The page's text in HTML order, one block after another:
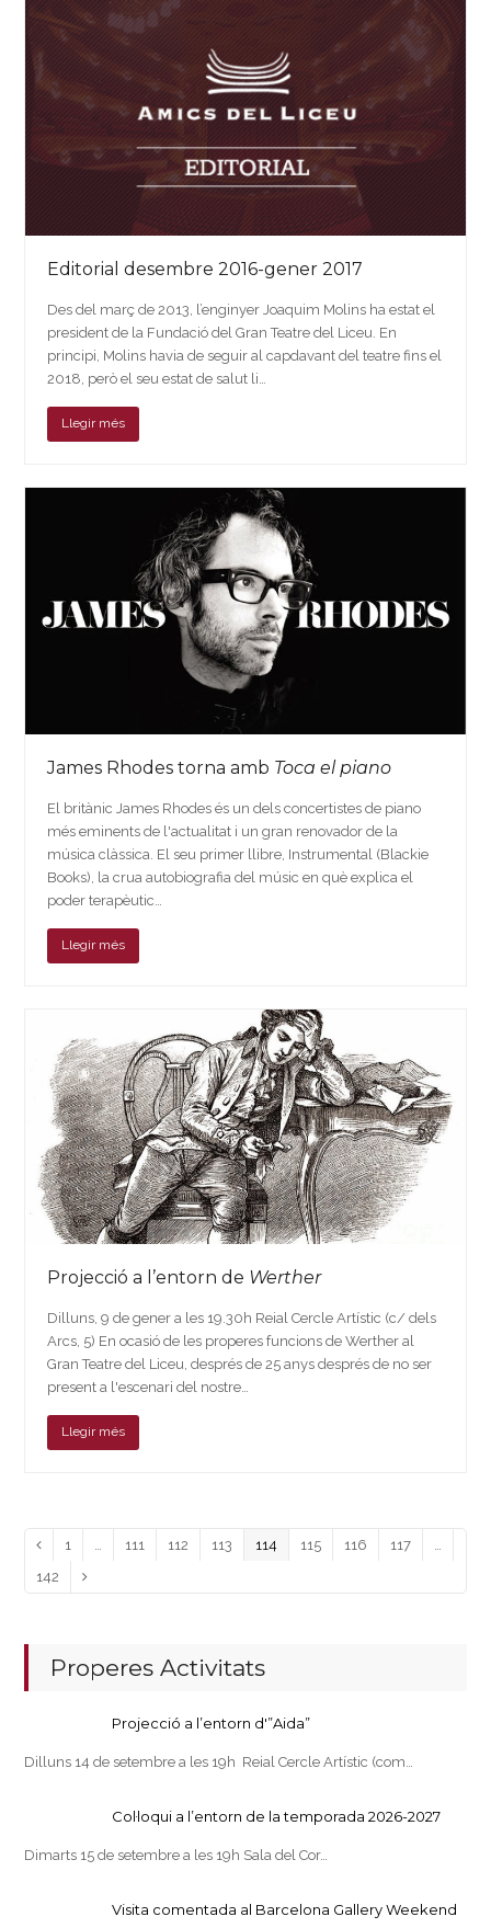
Editorial desembre 2016-gener 2017
Des del març de 2013, l’enginyer Joaquim Molins ha estat el
president de la Fundació del Gran Teatre del Liceu. En
principi, Molins havia de seguir al capdavant del teatre fins el
2018, però el seu estat de salut li…
Llegir més
James Rhodes torna amb Toca el piano
El britànic James Rhodes és un dels concertistes de piano
més eminents de l'actualitat i un gran renovador de la
música clàssica. El seu primer llibre, Instrumental (Blackie
Books), la crua autobiografia del músic en què explica el
poder terapèutic…
Llegir més
Projecció a l’entorn de Werther
Dilluns, 9 de gener a les 19.30h Reial Cercle Artístic (c/ dels
Arcs, 5) En ocasió de les properes funcions de Werther al
Gran Teatre del Liceu, després de 25 anys després de no ser
present a l'escenari del nostre…
Llegir més
Previous
Page
1 Page
111 Page
112 Page
113 Page
114 Page
115 Page
116 Page
117
Page
142 Next
Properes Activitats
Projecció a l’entorn d'”Aida”
Dilluns 14 de setembre a les 19h Reial Cercle Artístic (com…
Col·loqui a l’entorn de la temporada 2026-2027
Dimarts 15 de setembre a les 19h Sala del Cor…
Visita comentada al Barcelona Gallery Weekend